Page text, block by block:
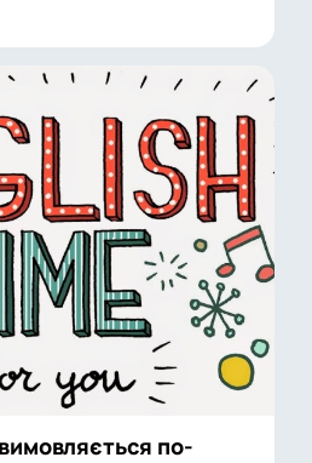
по-